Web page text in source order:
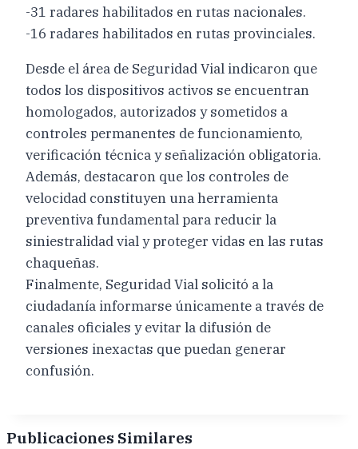
-31 radares habilitados en rutas nacionales.
-16 radares habilitados en rutas provinciales.
Desde el área de Seguridad Vial indicaron que
todos los dispositivos activos se encuentran
homologados, autorizados y sometidos a
controles permanentes de funcionamiento,
verificación técnica y señalización obligatoria.
Además, destacaron que los controles de
velocidad constituyen una herramienta
preventiva fundamental para reducir la
siniestralidad vial y proteger vidas en las rutas
chaqueñas.
Finalmente, Seguridad Vial solicitó a la
ciudadanía informarse únicamente a través de
canales oficiales y evitar la difusión de
versiones inexactas que puedan generar
confusión.
Publicaciones Similares